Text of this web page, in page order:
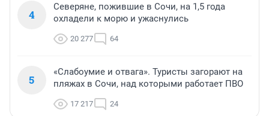
4
Северяне, пожившие в Сочи, на 1,5 года
охладели к морю и ужаснулись
20 277 64
5
«Слабоумие и отвага». Туристы загорают на
пляжах в Сочи, над которыми работает ПВО
17 217 24